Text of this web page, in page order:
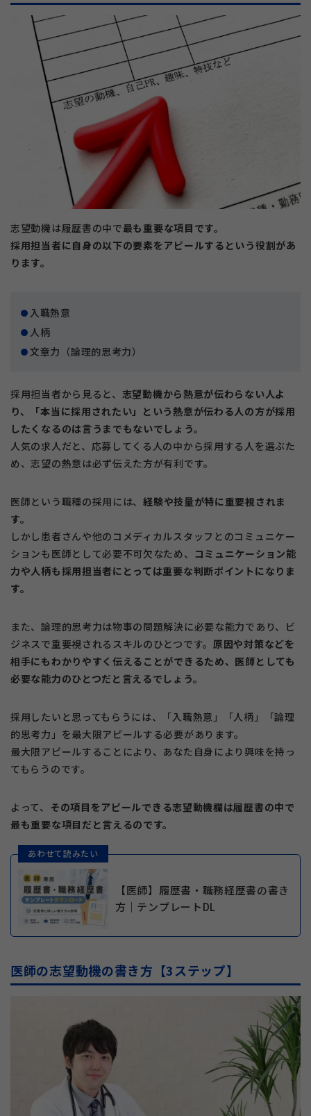
志望動機は履歴書の中で最も重要な項目です。
採用担当者に自身の以下の要素をアピールするという役割があ
ります。
入職熱意
人柄
文章力（論理的思考力）
採用担当者から見ると、 志望動機から熱意が伝わらない人よ
り、「本当に採用されたい」という熱意が伝わる人の方が採用
したくなるのは言うまでもないでしょう。
人気の求人だと、応募してくる人の中から採用する人を選ぶた
め、志望の熱意は必ず伝えた方が有利です。
医師という職種の採用には、経験や技量が特に重要視されま
す。
しかし患者さんや他のコメディカルスタッフとのコミュニケー
ションも医師として必要不可欠なため、
コミュニケーション能
力や人柄も採用担当者にとっては重要な判断ポイントになりま
す。
また、論理的思考力は物事の問題解決に必要な能力であり、ビ
ジネスで重要視されるスキルのひとつです。 原因や対策などを
相手にもわかりやすく伝えることができるため、医師としても
必要な能力のひとつだと言えるでしょう。
採用したいと思ってもらうには、「入職熱意」「人柄」「論理
的思考力」を最大限アピールする必要があります。
最大限アピールすることにより、あなた自身により興味を持っ
てもらうのです。
よって、
その項目をアピールできる志望動機欄は履歴書の中で
最も重要な項目だと言えるのです。
あわせて読みたい
【医師】履歴書・職務経歴書の書き
方｜テンプレートDL
医師の志望動機の書き方【3ステップ】